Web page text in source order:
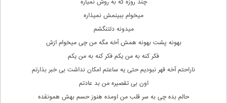
چند روزه که به روش نمیاره
میخوام ببینمش نمیذاره
میدونه دلتنگشم
بهونه پشت بهونه همش آخه مگه من چی میخوام ازش
فکر کنه به من یکم فکر کنه به من یکم
ناراحتم آخه قهر نبودیم حتی یه ساعتم امکان نداشت بی خبر بذارتم
اون بی تقصیره من بد عادتم
حالم بده چی به سر قلب من اومده هنوز حسم بهش همونقده